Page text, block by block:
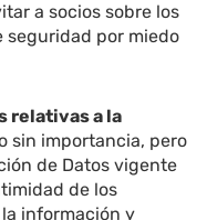
a socios sobre los
seguridad por miedo
relativas a la
sin importancia, pero
de Datos vigente
de los
información y